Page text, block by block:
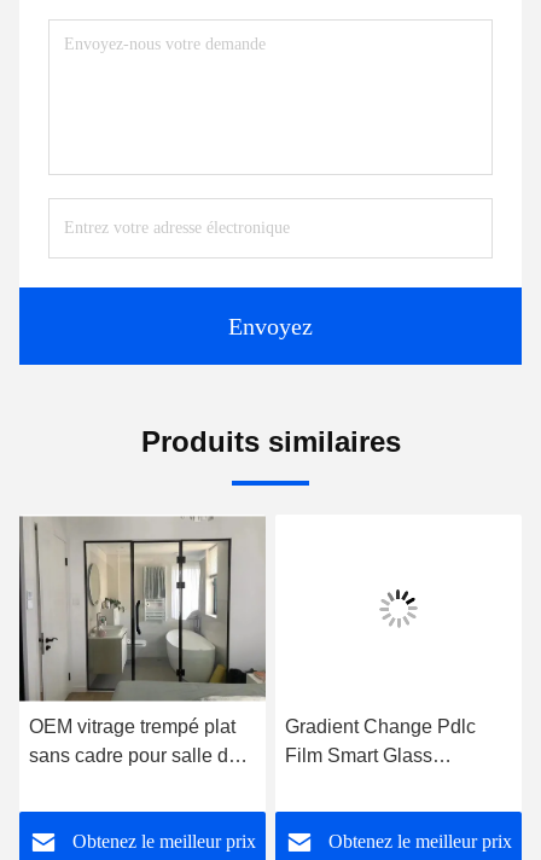
Envoyez
Produits similaires
OEM vitrage trempé plat
sans cadre pour salle de
Obtenez le meilleur prix
Gradient Change Pdlc
Film Smart Glass
de bureau
Obtenez le meilleur prix